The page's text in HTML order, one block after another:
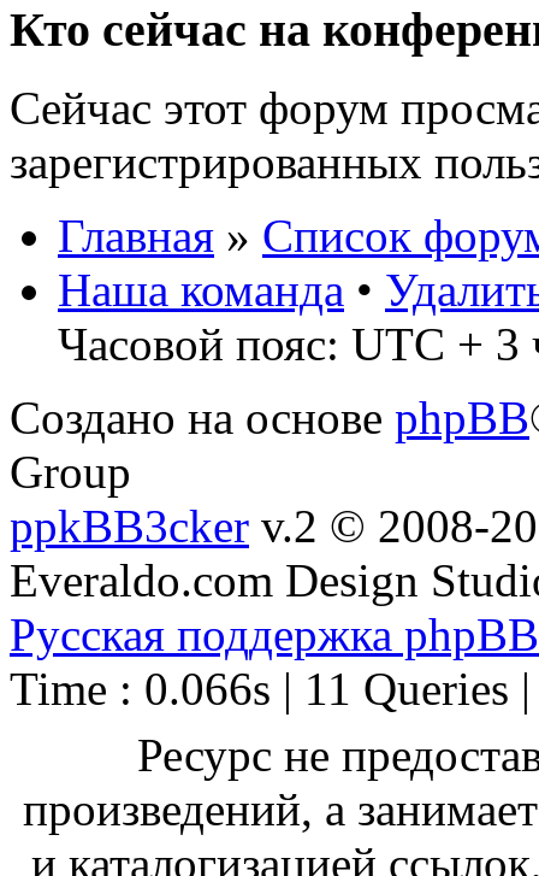
Кто сейчас на
Сейчас этот форум
зарегистрированных
Главная » Список
Наша команда •
Часовой пояс: UTC + 3
Создано на основе phpBB
Group
ppkBB3cker v.2 © 2008-
Everaldo.com Design
Русская поддержка phpBB
Time : 0.066s | 11 Queries
Ресурс не
произведений, а
и каталогизацией